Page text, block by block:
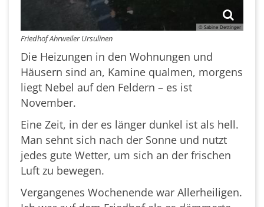
© Sabine Dettinger
Friedhof Ahrweiler Ursulinen
Die Heizungen in den Wohnungen und
Häusern sind an, Kamine qualmen, morgens
liegt Nebel auf den Feldern – es ist
November.
Eine Zeit, in der es länger dunkel ist als hell.
Man sehnt sich nach der Sonne und nutzt
jedes gute Wetter, um sich an der frischen
Luft zu bewegen.
Vergangenes Wochenende war Allerheiligen.